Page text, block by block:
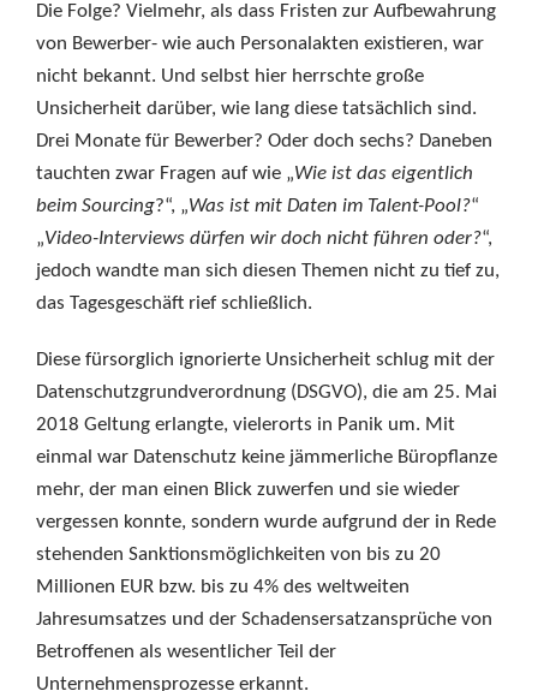
Die Folge? Vielmehr, als dass Fristen zur Aufbewahrung
von Bewerber- wie auch Personalakten existieren, war
nicht bekannt. Und selbst hier herrschte große
Unsicherheit darüber, wie lang diese tatsächlich sind.
Drei Monate für Bewerber? Oder doch sechs? Daneben
tauchten zwar Fragen auf wie „Wie ist das eigentlich
beim Sourcing?“, „Was ist mit Daten im Talent-Pool?“
„Video-Interviews dürfen wir doch nicht führen oder?“,
jedoch wandte man sich diesen Themen nicht zu tief zu,
das Tagesgeschäft rief schließlich.
Diese fürsorglich ignorierte Unsicherheit schlug mit der
Datenschutzgrundverordnung (DSGVO), die am 25. Mai
2018 Geltung erlangte, vielerorts in Panik um. Mit
einmal war Datenschutz keine jämmerliche Büropflanze
mehr, der man einen Blick zuwerfen und sie wieder
vergessen konnte, sondern wurde aufgrund der in Rede
stehenden Sanktionsmöglichkeiten von bis zu 20
Millionen EUR bzw. bis zu 4% des weltweiten
Jahresumsatzes und der Schadensersatzansprüche von
Betroffenen als wesentlicher Teil der
Unternehmensprozesse erkannt.